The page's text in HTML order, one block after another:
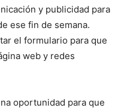
y publicidad para
ese fin de semana.
el formulario para que
web y redes
oportunidad para que